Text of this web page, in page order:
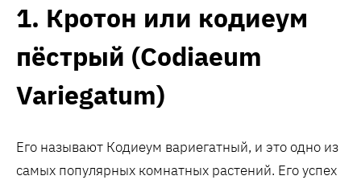
1. Кротон или кодиеум
пёстрый (Codiaeum
Variegatum)
Его называют Кодиеум вариегатный, и это одно из
самых популярных комнатных растений. Его успех